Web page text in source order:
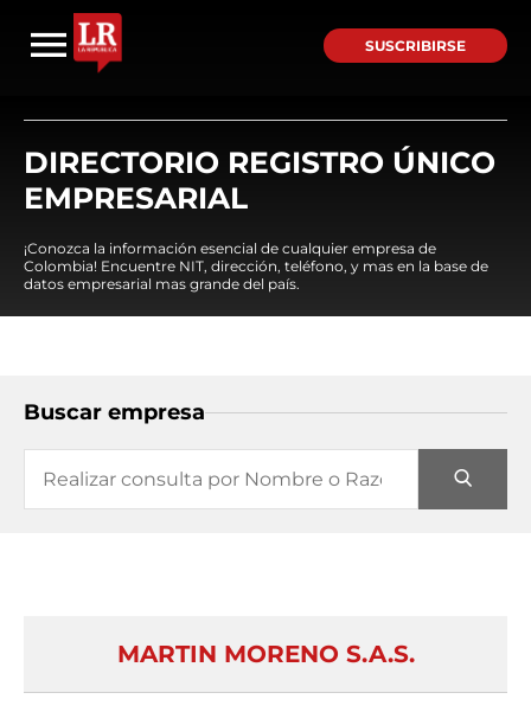
SUSCRIBIRSE
DIRECTORIO REGISTRO ÚNICO
EMPRESARIAL
¡Conozca la información esencial de cualquier empresa de
Colombia! Encuentre NIT, dirección, teléfono, y mas en la base de
datos empresarial mas grande del país.
Buscar empresa
MARTIN MORENO S.A.S.